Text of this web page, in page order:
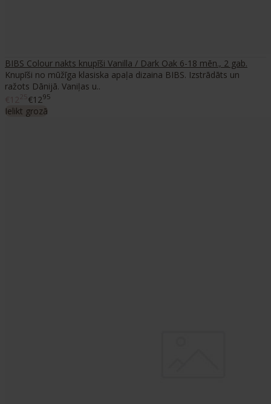
BIBS Colour nakts knupīši Vanilla / Dark Oak 6-18 mēn., 2 gab.
Knupīši no mūžīga klasiska apaļa dizaina BIBS. Izstrādāts un
ražots Dānijā. Vaniļas u..
€1295
Ielikt grozā